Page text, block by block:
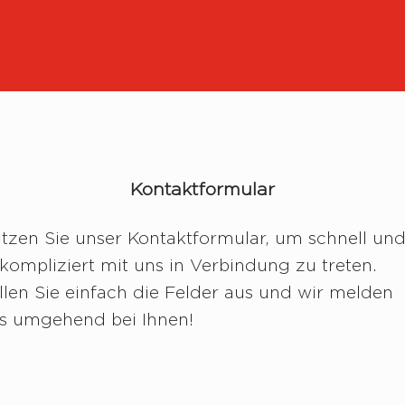
Kontaktformular
Sie unser Kontaktformular, um schnell
mit uns in Verbindung zu treten.
Sie einfach die Felder aus und wir melden
umgehend bei Ihnen!